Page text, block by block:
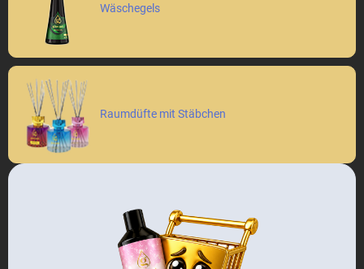
Wäschegels
Raumdüfte mit Stäbchen